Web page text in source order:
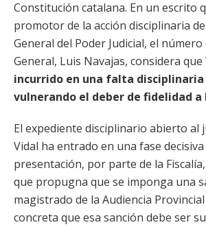
Constitución catalana. En un escrito
promotor de la acción disciplinaria
General del Poder Judicial, el número
General, Luis Navajas, considera que
incurrido en una falta
vulnerando el deber de fidelidad
El expediente disciplinario abierto al
Vidal ha entrado en una fase
presentación, por parte de la
que propugna que se imponga una
magistrado de la Audiencia
concreta que esa sanción debe ser